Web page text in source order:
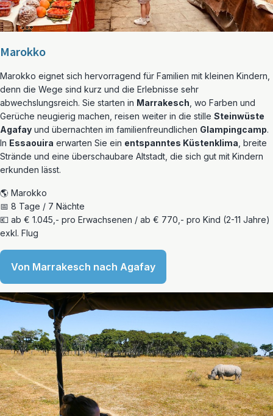
Marokko
Marokko eignet sich hervorragend für Familien mit kleinen Kindern,
denn die Wege sind kurz und die Erlebnisse sehr
abwechslungsreich. Sie starten in Marrakesch , wo Farben und
Gerüche neugierig machen, reisen weiter in die stille Steinwüste
Agafay und übernachten im familienfreundlichen Glampingcamp.
In Essaouira erwarten Sie ein entspanntes Küstenklima , breite
Strände und eine überschaubare Altstadt, die sich gut mit Kindern
erkunden lässt.
🌎 Marokko
📅 8 Tage / 7 Nächte
💶 ab € 1.045,- pro Erwachsenen / ab € 770,- pro Kind (2-11 Jahre)
exkl. Flug
Von Marrakesch nach Agafay